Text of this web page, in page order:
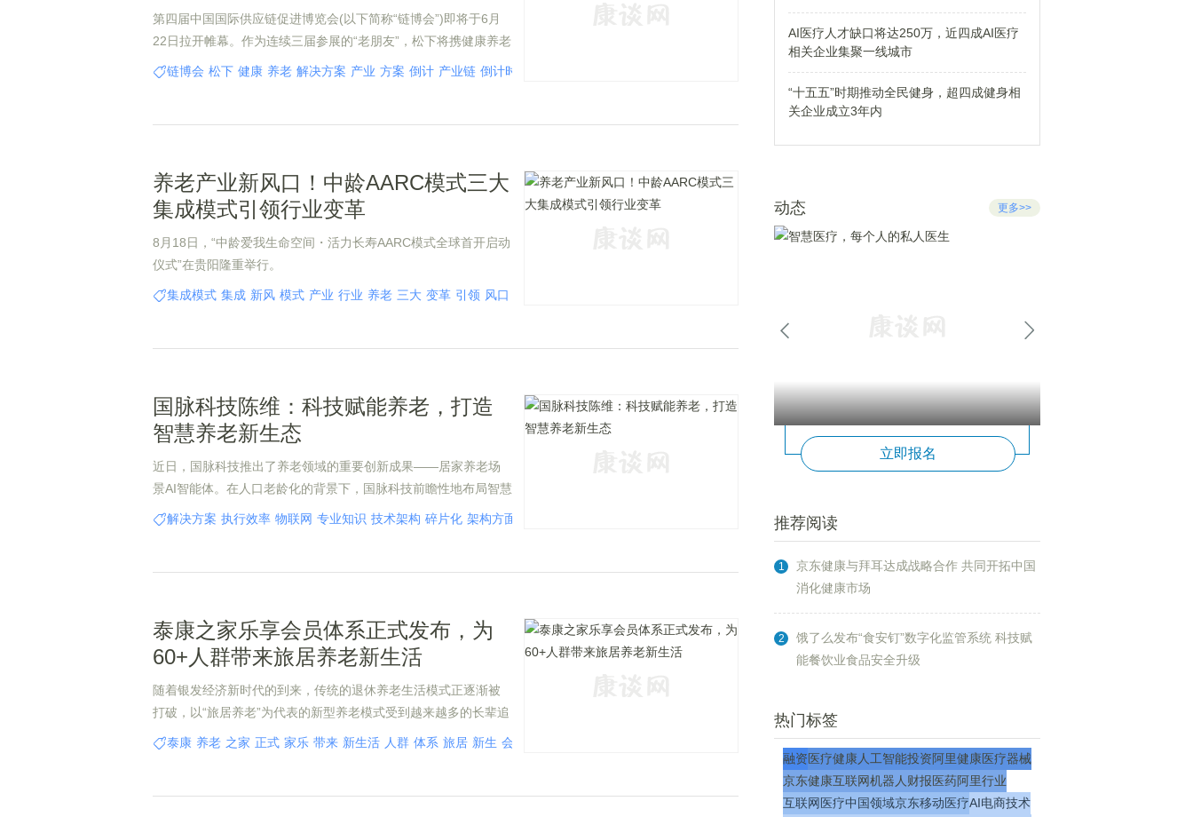
第四届中国国际供应链促进博览会(以下简称“链博会”)即将于6月
22日拉开帷幕。作为连续三届参展的“老朋友”，松下将携健康养老
全产业链解决方案，亮相E3健康生活链展区B08展位。此次参
老龄化提供系统性的创新解法，以实际行动响应国家“积极应对人
链博会 松下 健康 养老 解决方案 产业 方案 倒计 产业链 倒计时
养老产业新风口！中龄AARC模式三大
集成模式引领行业变革
8月18日，“中龄爱我生命空间・活力长寿AARC模式全球首开启动
仪式”在贵阳隆重举行。
集成模式 集成 新风 模式 产业 行业 养老 三大 变革 引领 风口
国脉科技陈维：科技赋能养老，打造
智慧养老新生态
近日，国脉科技推出了养老领域的重要创新成果——居家养老场
景AI智能体。在人口老龄化的背景下，国脉科技前瞻性地布局智慧
养老领域。董事长陈维表示，国脉科技将依托在通信和物联网领
解决方案 执行效率 物联网 专业知识 技术架构 碎片化 架构方面 医疗机构 肌肉 防风
泰康之家乐享会员体系正式发布，为
60+人群带来旅居养老新生活
随着银发经济新时代的到来，传统的退休养老生活模式正逐渐被
打破，以“旅居养老”为代表的新型养老模式受到越来越多的长辈追
捧。
泰康 养老 之家 正式 家乐 带来 新生活 人群 体系 旅居 新生 会员
AI医疗人才缺口将达250万，近四成AI医疗
相关企业集聚一线城市
“十五五”时期推动全民健身，超四成健身相
关企业成立3年内
动态 更多>>
立即报名
推荐阅读
1
京东健康与拜耳达成战略合作 共同开拓中国
消化健康市场
2
饿了么发布“食安钉”数字化监管系统 科技赋
能餐饮业食品安全升级
热门标签
融资医疗健康人工智能投资阿里健康医疗器械
京东健康互联网机器人 财报医药阿里行业
互联网医疗中国领域京东移动医疗AI电商技术